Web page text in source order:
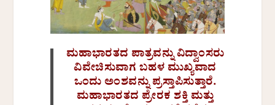
ಮಹಾಭಾರತದ ಪಾತ್ರವನ್ನು ವಿದ್ವಾಂಸರು
ವಿವೇಚಿಸುವಾಗ ಬಹಳ ಮುಖ್ಯವಾದ
ಒಂದು ಅಂಶವನ್ನು ಪ್ರಸ್ತಾಪಿಸುತ್ತಾರೆ.
ಮಹಾಭಾರತದ ಪ್ರೇರಕ ಶಕ್ತಿ ಮತ್ತು